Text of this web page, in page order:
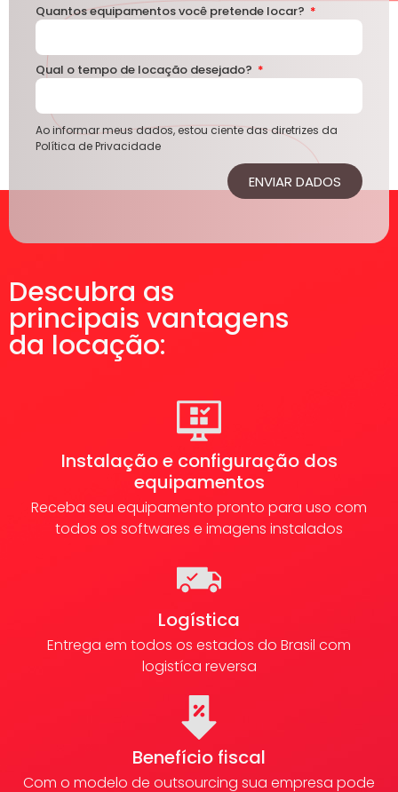
Quantos equipamentos você pretende locar?
Qual o tempo de locação desejado?
Ao informar meus dados, estou ciente das diretrizes da
Política de Privacidade
ENVIAR DADOS
Descubra as
principais vantagens
da locação:
Instalação e configuração dos
equipamentos
Receba seu equipamento pronto para uso com
todos os softwares e imagens instalados
Logística
Entrega em todos os estados do Brasil com
logistíca reversa
Benefício fiscal
Com o modelo de outsourcing sua empresa pode